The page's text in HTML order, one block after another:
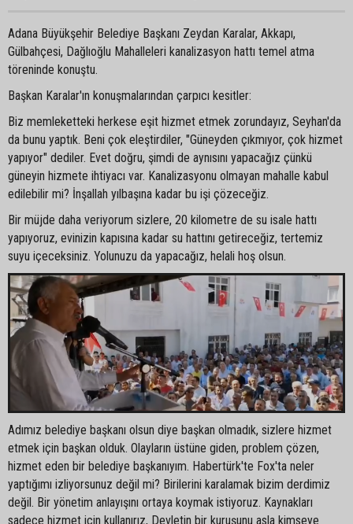
Adana Büyükşehir Belediye Başkanı Zeydan Karalar, Akkapı,
Gülbahçesi, Dağlıoğlu Mahalleleri kanalizasyon hattı temel atma
töreninde konuştu.
Başkan Karalar'ın konuşmalarından çarpıcı kesitler:
Biz memleketteki herkese eşit hizmet etmek zorundayız, Seyhan'da
da bunu yaptık. Beni çok eleştirdiler, "Güneyden çıkmıyor, çok hizmet
yapıyor" dediler. Evet doğru, şimdi de aynısını yapacağız çünkü
güneyin hizmete ihtiyacı var. Kanalizasyonu olmayan mahalle kabul
edilebilir mi? İnşallah yılbaşına kadar bu işi çözeceğiz.
Bir müjde daha veriyorum sizlere, 20 kilometre de su isale hattı
yapıyoruz, evinizin kapısına kadar su hattını getireceğiz, tertemiz
suyu içeceksiniz. Yolunuzu da yapacağız, helali hoş olsun.
Adımız belediye başkanı olsun diye başkan olmadık, sizlere hizmet
etmek için başkan olduk. Olayların üstüne giden, problem çözen,
hizmet eden bir belediye başkanıyım. Habertürk'te Fox'ta neler
yaptığımı izliyorsunuz değil mi? Birilerini karalamak bizim derdimiz
değil. Bir yönetim anlayışını ortaya koymak istiyoruz. Kaynakları
sadece hizmet için kullanırız, Devletin bir kuruşunu asla kimseye